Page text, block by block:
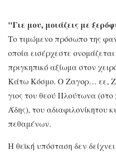
"Γιε μου, μοιάζεις με
Το τιμώμενο πρόσωπο της
οποία εισέρχεστε
πριγκηπικό αξίωμα στον
Κάτω Κόσμο. Ο Ζαγορ… εε,
γιος του θεού Πλούτωνα (στο
Άδης), του αδιαφιλονίκητου
πεθαμένων.
Η θεϊκή υπόσταση δεν